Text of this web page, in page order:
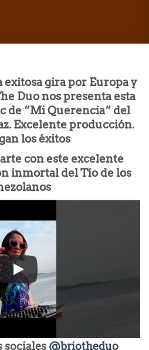
exitosa gira por Europa y
Duo nos presenta esta
de “Mi Querencia“ del
Excelente producción.
los éxitos
con este excelente
inmortal del Tío de los
sociales @briotheduo